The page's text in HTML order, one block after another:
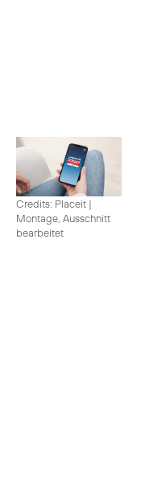
Credits: Placeit |
Montage, Ausschnitt
bearbeitet